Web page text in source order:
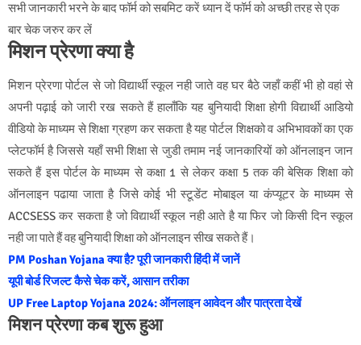
सभी जानकारी भरने के बाद फॉर्म को सबमिट करें ध्यान दें फॉर्म को अच्छी तरह से एक
बार चेक जरुर कर लें
मिशन प्रेरणा क्या है
मिशन प्रेरणा पोर्टल से जो विद्यार्थी स्कूल नही जाते वह घर बैठे जहाँ कहीं भी हो वहां से
अपनी पढ़ाई को जारी रख सकते हैं हालाँकि यह बुनियादी शिक्षा होगी विद्यार्थी आडियो
वीडियो के माध्यम से शिक्षा ग्रहण कर सकता है यह पोर्टल शिक्षको व अभिभावकों का एक
प्लेटफॉर्म है जिससे यहाँ सभी शिक्षा से जुडी तमाम नई जानकारियों को ऑनलाइन जान
सकते हैं इस पोर्टल के माध्यम से कक्षा 1 से लेकर कक्षा 5 तक की बेसिक शिक्षा को
ऑनलाइन पढाया जाता है जिसे कोई भी स्टूडेंट मोबाइल या कंप्यूटर के माध्यम से
ACCSESS कर सकता है जो विद्यार्थी स्कूल नही आते है या फिर जो किसी दिन स्कूल
नही जा पाते हैं वह बुनियादी शिक्षा को ऑनलाइन सीख सकते हैं।
PM Poshan Yojana क्या है? पूरी जानकारी हिंदी में जानें
यूपी बोर्ड रिजल्ट कैसे चेक करें, आसान तरीका
UP Free Laptop Yojana 2024: ऑनलाइन आवेदन और पात्रता देखें
मिशन प्रेरणा कब शुरू हुआ